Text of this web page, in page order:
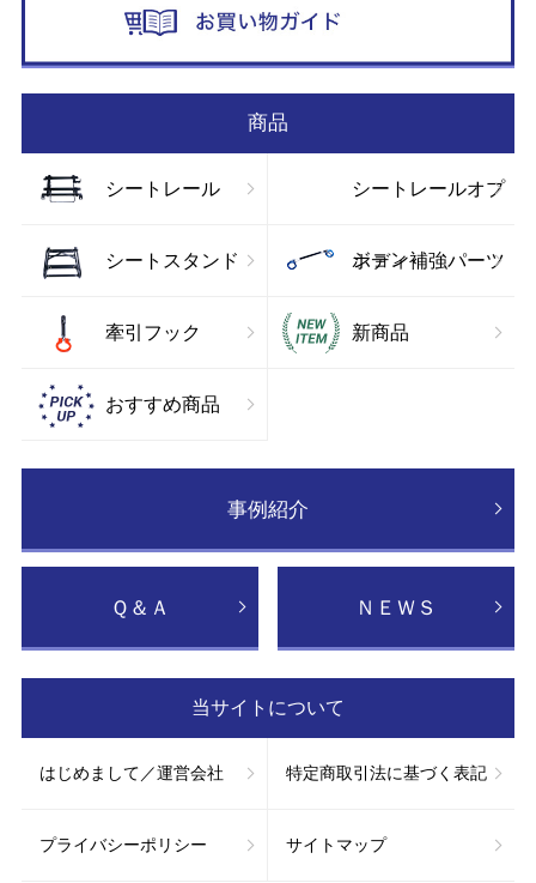
商品
シートレール シートレールオプ
ション
シートスタンド ボディ補強パーツ
牽引フック 新商品
おすすめ商品
事例紹介
Ｑ＆Ａ ＮＥＷＳ
当サイトについて
はじめまして／運営会社 特定商取引法に基づく表記
プライバシーポリシー サイトマップ